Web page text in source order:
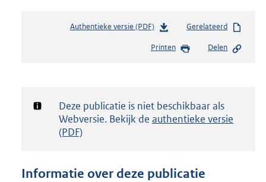
Authentieke versie (PDF)b
s
d
g
t
Gerelateerd
Printen Delen
Notificatie:
Deze publicatie is niet beschikbaar als
Webversie. Bekijk de authentieke versie
(PDF)
Informatie over deze publicatie